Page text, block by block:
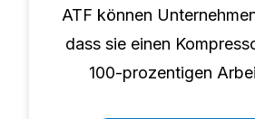
ATF können
dass sie einen
100-prozentigen